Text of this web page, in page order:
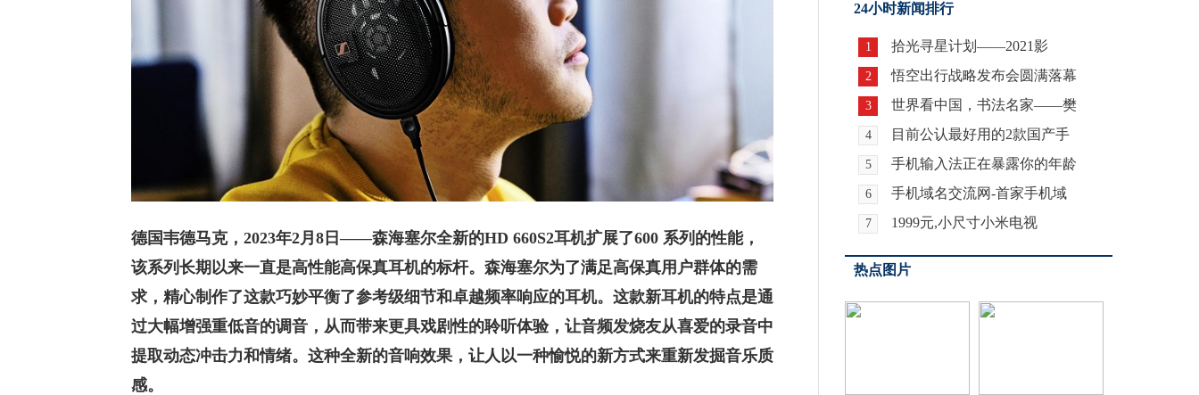
德国韦德马克，2023年2月8日——森海塞尔全新的HD 660S2耳机扩展了600 系列的性能，
该系列长期以来一直是高性能高保真耳机的标杆。森海塞尔为了满足高保真用户群体的需
求，精心制作了这款巧妙平衡了参考级细节和卓越频率响应的耳机。这款新耳机的特点是通
过大幅增强重低音的调音，从而带来更具戏剧性的聆听体验，让音频发烧友从喜爱的录音中
提取动态冲击力和情绪。这种全新的音响效果，让人以一种愉悦的新方式来重新发掘音乐质
感。
24小时新闻排行
1 拾光寻星计划——2021影
2 悟空出行战略发布会圆满落幕
3 世界看中国，书法名家——樊
4 目前公认最好用的2款国产手
5 手机输入法正在暴露你的年龄
6 手机域名交流网-首家手机域
7 1999元,小尺寸小米电视
热点图片